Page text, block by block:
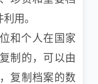
用。
和个人在国家
制的，可以由
复制档案的数